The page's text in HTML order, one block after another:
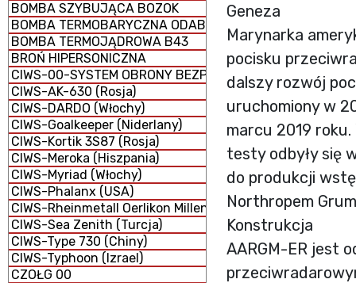
BOMBA SZYBUJĄCA BOZOK
BOMBA TERMOBARYCZNA ODAB-1500
BOMBA TERMOJĄDROWA B43
BROŃ HIPERSONICZNA
CIWS-00-SYSTEM OBRONY BEZPOŚREDNIEJ
CIWS-AK-630 (Rosja)
CIWS-DARDO (Włochy)
CIWS-Goalkeeper (Niderlany)
CIWS-Kortik 3S87 (Rosja)
CIWS-Meroka (Hiszpania)
CIWS-Myriad (Włochy)
CIWS-Phalanx (USA)
CIWS-Rheinmetall Oerlikon Millennium GDM-008
CIWS-Sea Zenith (Turcja)
CIWS-Type 730 (Chiny)
CIWS-Typhoon (Izrael)
CZOŁG 00
Geneza
Marynarka
pocisku
dalszy rozwój
uruchomiony w
marcu 2019
testy odbyły się
do produkcji
Northropem
Konstrukcja
AARGM-ER jest